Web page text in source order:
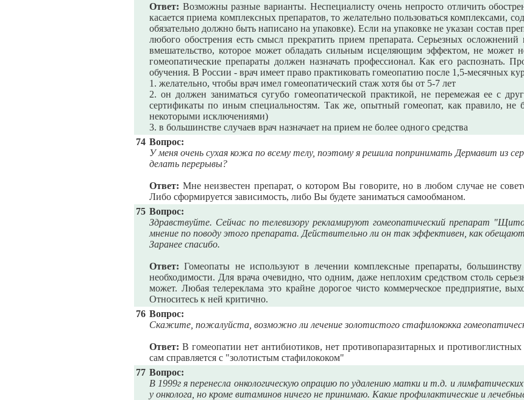
Ответ: Возможны разные варианты. Неспециалисту очень непросто отличить
касается приема комплексных препаратов, то желательно пользоваться
обязательно должно быть написано на упаковке). Если на упаковке не указан состав
любого обострения есть смысл прекратить прием препарата. Серьезных
вмешательство, которое может обладать сильным исцеляющим эффектом, не
гомеопатические препараты должен назначать профессионал. Как его
обучения. В России - врач имеет право практиковать гомеопатию после 1,5-месячных
1. желательно, чтобы врач имел гомеопатический стаж хотя бы от 5-7 лет
2. он должен заниматься сугубо гомеопатической практикой, не перемежая ее с
сертификаты по иным специальностям. Так же, опытный гомеопат, как правило, не
некоторыми исключениями)
3. в большинстве случаев врач назначает на прием не более одного средства
74 Вопрос:
У меня очень сухая кожа по всему телу, поэтому я решила попринимать Дермавит из
делать перерывы?
Ответ: Мне неизвестен препарат, о котором Вы говорите, но в любом случае не
Либо сформируется зависимость, либо Вы будете заниматься самообманом.
75 Вопрос:
Здравствуйте. Сейчас по телевизору рекламируют гомеопатический препарат
мнение по поводу этого препарата. Действительно ли он так эффективен, как
Заранее спасибо.
Ответ: Гомеопаты не используют в лечении комплексные препараты,
необходимости. Для врача очевидно, что одним, даже неплохим средством столь
может. Любая телереклама это крайне дорогое чисто коммерческое предприятие,
Относитесь к ней критично.
76 Вопрос:
Скажите, пожалуйста, возможно ли лечение золотистого стафилококка
Ответ: В гомеопатии нет антибиотиков, нет противопаразитарных и
сам справляется с "золотистым стафилококом"
77 Вопрос:
В 1999г я перенесла онкологическую опрацию по удалению матки и т.д. и
у онколога, но кроме витаминов ничего не принимаю. Какие профилактические и